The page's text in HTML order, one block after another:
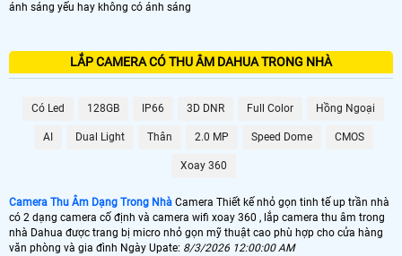
ánh sáng yếu hay không có ánh sáng
LẮP CAMERA CÓ THU ÂM DAHUA TRONG NHÀ
Có Led 128GB IP66 3D DNR Full Color Hồng Ngoại
AI Dual Light Thân 2.0 MP Speed Dome CMOS
Xoay 360
Camera Thu Âm Dạng Trong Nhà Camera Thiết kế nhỏ gọn tinh tế up trần nhà
có 2 dạng camera cố định và camera wifi xoay 360 , lắp camera thu âm trong
nhà Dahua được trang bị micro nhỏ gọn mỹ thuật cao phù hợp cho cửa hàng
văn phòng và gia đình Ngày Upate: 8/3/2026 12:00:00 AM